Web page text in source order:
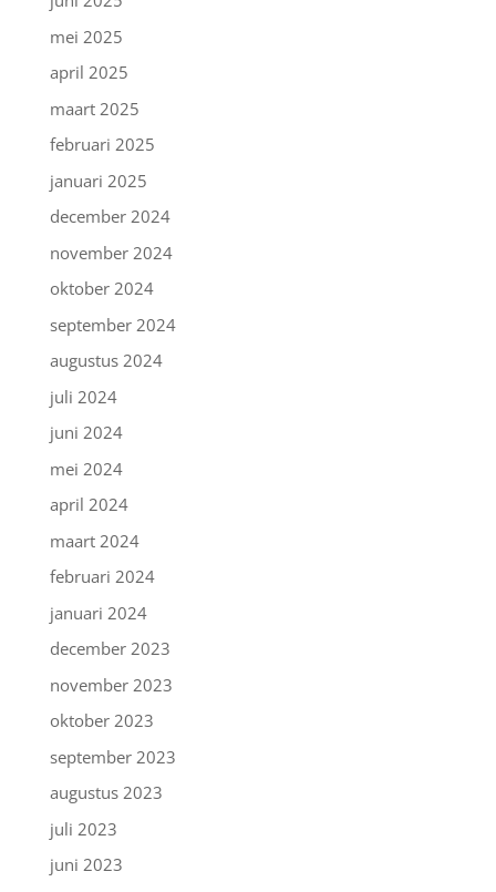
mei 2025
april 2025
maart 2025
februari 2025
januari 2025
december 2024
november 2024
oktober 2024
september 2024
augustus 2024
juli 2024
juni 2024
mei 2024
april 2024
maart 2024
februari 2024
januari 2024
december 2023
november 2023
oktober 2023
september 2023
augustus 2023
juli 2023
juni 2023